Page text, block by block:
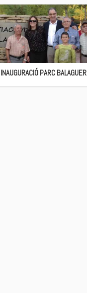
INAUGURACIÓ PARC BALAGUER